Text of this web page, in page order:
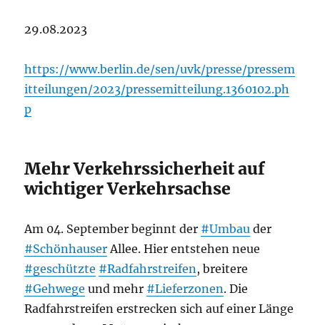
29.08.2023
https://www.berlin.de/sen/uvk/presse/pressem
itteilungen/2023/pressemitteilung.1360102.ph
p
Mehr Verkehrssicherheit auf
wichtiger Verkehrsachse
Am 04. September beginnt der #Umbau der
#SchönhauserAllee. Hier entstehen neue
#geschützte #Radfahrstreifen, breitere
#Gehwege und mehr #Lieferzonen. Die
Radfahrstreifen erstrecken sich auf einer Länge